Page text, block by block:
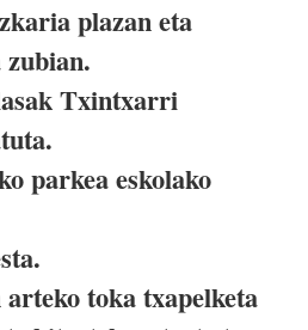
plazan eta
Txintxarri
parkea eskolako
toka txapelketa